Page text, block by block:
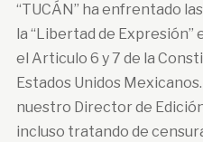
“TUCÁN” ha enfrentado
la “Libertad de Expresión”
el Articulo 6 y 7 de la
Estados Unidos
nuestro Director de
incluso tratando de